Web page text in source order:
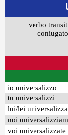
verbo
io universalizzo
tu universalizzi
lui/lei universalizza
noi
voi universalizzate